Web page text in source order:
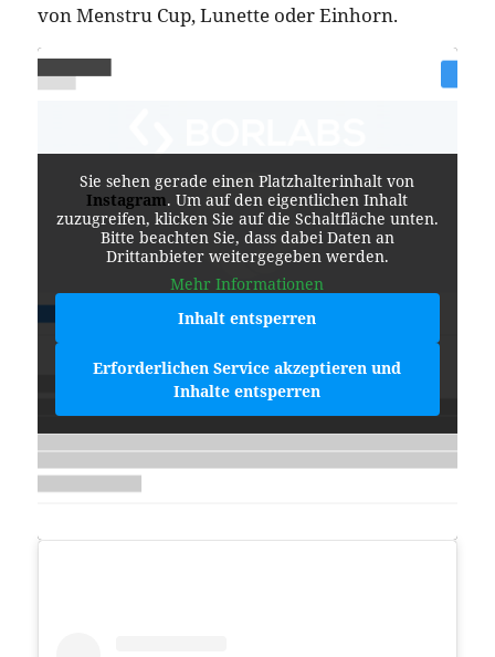
von Menstru Cup, Lunette oder Einhorn.
Sie sehen gerade einen Platzhalterinhalt von
Instagram. Um auf den eigentlichen Inhalt
zuzugreifen, klicken Sie auf die Schaltfläche unten.
Bitte beachten Sie, dass dabei Daten an
Drittanbieter weitergegeben werden.
Mehr Informationen
Inhalt entsperren
Erforderlichen Service akzeptieren und
Inhalte entsperren